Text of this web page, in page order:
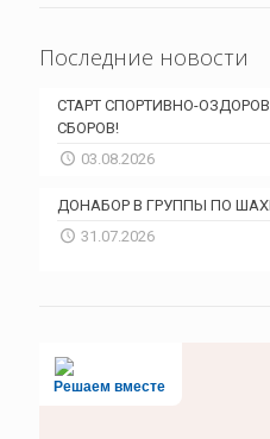
Последние новости
СТАРТ СПОРТИВНО-
СБОРОВ!
03.08.2026
ДОНАБОР В ГРУППЫ ПО
31.07.2026
Решаем вместе